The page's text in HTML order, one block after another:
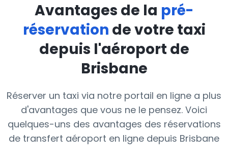
Avantages de la pré-
réservation de votre taxi
depuis l'aéroport de
Brisbane
Réserver un taxi via notre portail en ligne a plus
d'avantages que vous ne le pensez. Voici
quelques-uns des avantages des réservations
de transfert aéroport en ligne depuis Brisbane